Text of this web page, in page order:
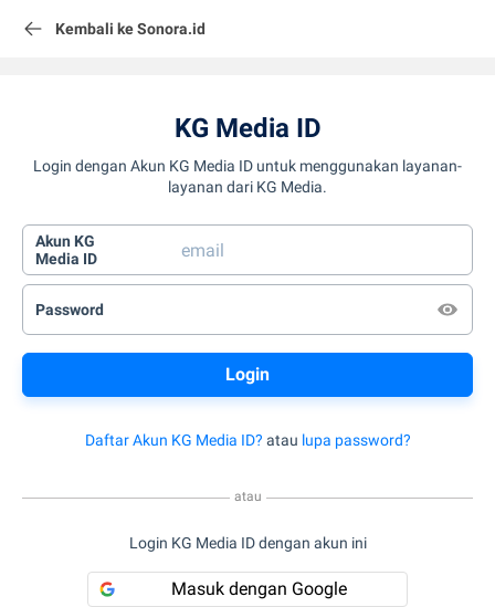
Kembali ke Sonora.id
KG Media ID
Login dengan Akun KG Media ID untuk menggunakan layanan-
layanan dari KG Media.
Akun KG
Media ID
Password
Daftar Akun KG Media ID? atau lupa password?
atau
Login KG Media ID dengan akun ini
Masuk dengan Google